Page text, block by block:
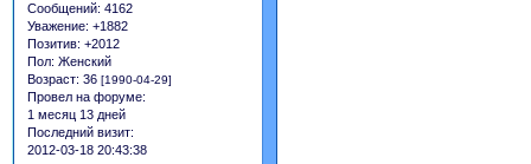
Сообщений: 4162
Уважение: +1882
Позитив: +2012
Пол: Женский
Возраст: 36 [1990-04-29]
Провел на форуме:
1 месяц 13 дней
Последний визит:
2012-03-18 20:43:38